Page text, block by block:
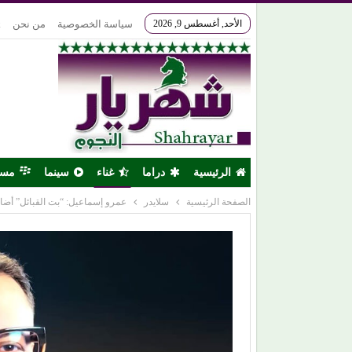
الأحد, أغسطس 9, 2026 سياسة الخصوصية من نحن
الرئيسية دراما غناء سينما
الصفحة الرئيسية سلايدر عمرو إسماعيل: “بت القبائل”